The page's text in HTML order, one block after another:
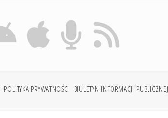
POLITYKA PRYWATNOŚCI BIULETYN INFORMACJI PUBLICZNEJ